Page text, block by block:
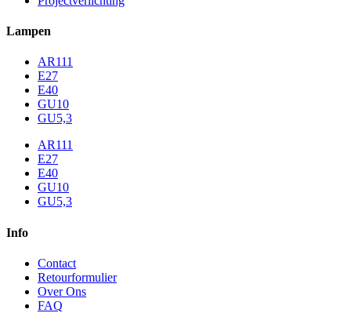
Lampen
AR111
E27
E40
GU10
GU5,3
AR111
E27
E40
GU10
GU5,3
Info
Contact
Retourformulier
Over Ons
FAQ